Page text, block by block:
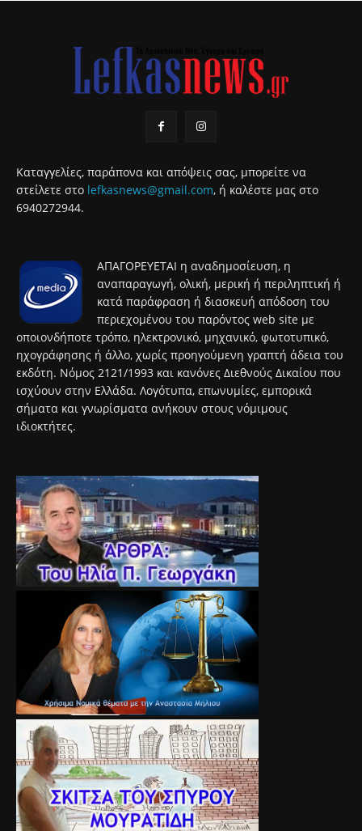
Καταγγελίες, παράπονα και απόψεις σας, μπορείτε να
στείλετε στο lefkasnews@gmail.com, ή καλέστε μας στο
6940272944.
ΑΠΑΓΟΡΕΥΕΤΑΙ η αναδημοσίευση, η
αναπαραγωγή, ολική, μερική ή περιληπτική ή
κατά παράφραση ή διασκευή απόδοση του
περιεχομένου του παρόντος web site με
οποιονδήποτε τρόπο, ηλεκτρονικό, μηχανικό, φωτοτυπικό,
ηχογράφησης ή άλλο, χωρίς προηγούμενη γραπτή άδεια του
εκδότη. Νόμος 2121/1993 και κανόνες Διεθνούς Δικαίου που
ισχύουν στην Ελλάδα. Λογότυπα, επωνυμίες, εμπορικά
σήματα και γνωρίσματα ανήκουν στους νόμιμους
ιδιοκτήτες.